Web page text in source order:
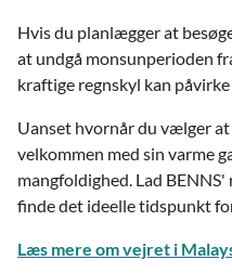
Hvis du planlægger at
at undgå monsunperioden
kraftige regnskyl kan
Uanset hvornår du vælger
velkommen med sin varme
mangfoldighed. Lad
finde det ideelle tidspunkt
Læs mere om vejret i